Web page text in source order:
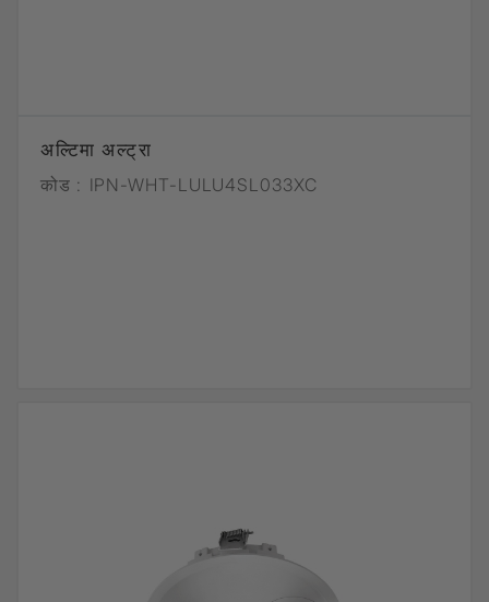
अल्टिमा अल्ट्रा
कोड : IPN-WHT-LULU4SL033XC